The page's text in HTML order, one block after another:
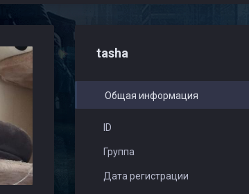
tasha
Общая информация
ID
Группа
Дата регистрации